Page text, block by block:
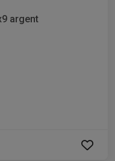
argent